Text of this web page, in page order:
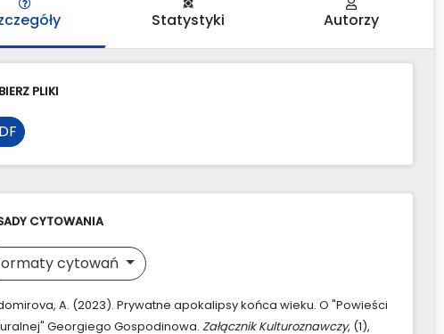
Statystyki Autorzy
PLIKI
CYTOWANIA
cytowań
A. (2023). Prywatne apokalipsy końca wieku. O "Powieści
Georgiego Gospodinowa. Załącznik Kulturoznawczy, (1),